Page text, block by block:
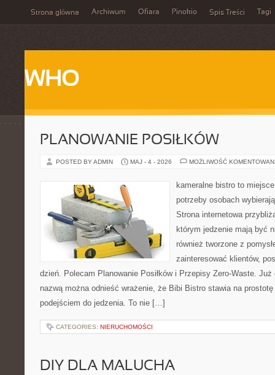
Strona główna Archiwum Ofiara Pinokio Spis Treści Tagi
WHO
PLANOWANIE POSIŁKÓW
POSTED BY ADMIN MAJ - 4 - 2026 MOŻLIWOŚĆ
kameralne bistro to
potrzeby osobach
Strona internetowa
którym jedzenie mają być
również tworzone z
zainteresować klientów,
dzień. Polecam Planowanie Posiłków i Przepisy Zero-Waste.
nazwą można odnieść wrażenie, że Bibi Bistro stawia na prostotę
podejściem do jedzenia. To nie […]
CATEGORIES: NIERUCHOMOŚCI
DIY DLA MALUCHA